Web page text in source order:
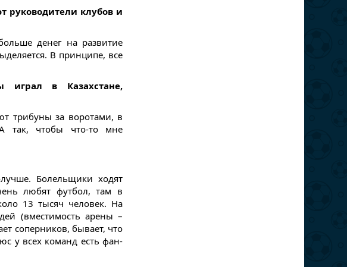
руководители клубов и
денег на развитие
В принципе, все
играл в Казахстане,
трибуны за воротами, в
так, чтобы что-то мне
Болельщики ходят
любят футбол, там в
13 тысяч человек. На
(вместимость арены –
соперников, бывает, что
у всех команд есть фан-